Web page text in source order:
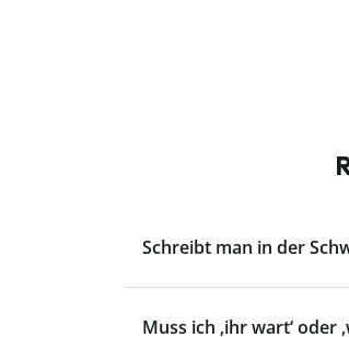
Schreibt man in der
Muss ich ‚ihr wart‘ oder